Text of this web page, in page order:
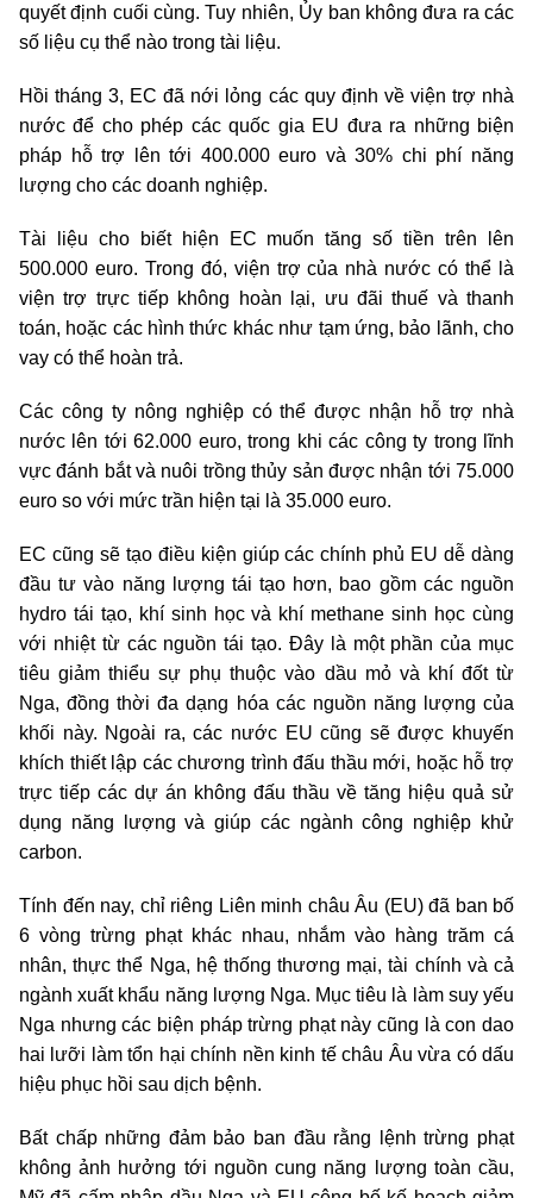
quyết định cuối cùng. Tuy nhiên, Ủy ban không đưa ra các
số liệu cụ thể nào trong tài liệu.
Hồi tháng 3, EC đã nới lỏng các quy định về viện trợ nhà
nước để cho phép các quốc gia EU đưa ra những biện
pháp hỗ trợ lên tới 400.000 euro và 30% chi phí năng
lượng cho các doanh nghiệp.
Tài liệu cho biết hiện EC muốn tăng số tiền trên lên
500.000 euro. Trong đó, viện trợ của nhà nước có thể là
viện trợ trực tiếp không hoàn lại, ưu đãi thuế và thanh
toán, hoặc các hình thức khác như tạm ứng, bảo lãnh, cho
vay có thể hoàn trả.
Các công ty nông nghiệp có thể được nhận hỗ trợ nhà
nước lên tới 62.000 euro, trong khi các công ty trong lĩnh
vực đánh bắt và nuôi trồng thủy sản được nhận tới 75.000
euro so với mức trần hiện tại là 35.000 euro.
EC cũng sẽ tạo điều kiện giúp các chính phủ EU dễ dàng
đầu tư vào năng lượng tái tạo hơn, bao gồm các nguồn
hydro tái tạo, khí sinh học và khí methane sinh học cùng
với nhiệt từ các nguồn tái tạo. Đây là một phần của mục
tiêu giảm thiểu sự phụ thuộc vào dầu mỏ và khí đốt từ
Nga, đồng thời đa dạng hóa các nguồn năng lượng của
khối này. Ngoài ra, các nước EU cũng sẽ được khuyến
khích thiết lập các chương trình đấu thầu mới, hoặc hỗ trợ
trực tiếp các dự án không đấu thầu về tăng hiệu quả sử
dụng năng lượng và giúp các ngành công nghiệp khử
carbon.
Tính đến nay, chỉ riêng Liên minh châu Âu (EU) đã ban bố
6 vòng trừng phạt khác nhau, nhắm vào hàng trăm cá
nhân, thực thể Nga, hệ thống thương mại, tài chính và cả
ngành xuất khẩu năng lượng Nga. Mục tiêu là làm suy yếu
Nga nhưng các biện pháp trừng phạt này cũng là con dao
hai lưỡi làm tổn hại chính nền kinh tế châu Âu vừa có dấu
hiệu phục hồi sau dịch bệnh.
Bất chấp những đảm bảo ban đầu rằng lệnh trừng phạt
không ảnh hưởng tới nguồn cung năng lượng toàn cầu,